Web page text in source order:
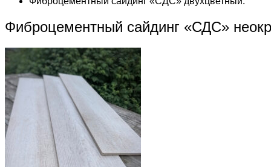
Фиброцементный сайдинг «СДС»